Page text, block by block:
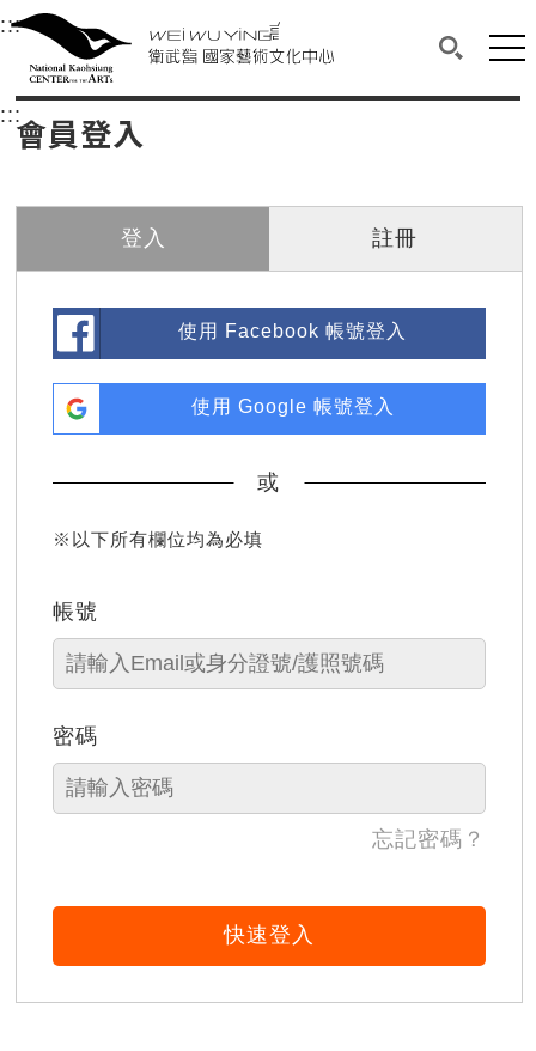
衛武營國家藝術文化中心
中央內容區塊，為本頁主要內容區。
:::選單連結區塊，此區塊列有本網站主要連結。
衛武營國家藝術文化中心
搜尋(開
網
::: 中央內容區塊，為本頁主要內容區。
會員登入
登入 註冊
使用 Facebook 帳號登入
使用 Google 帳號登入
或
※以下所有欄位均為必填
帳號
密碼
忘記密碼？
快速登入